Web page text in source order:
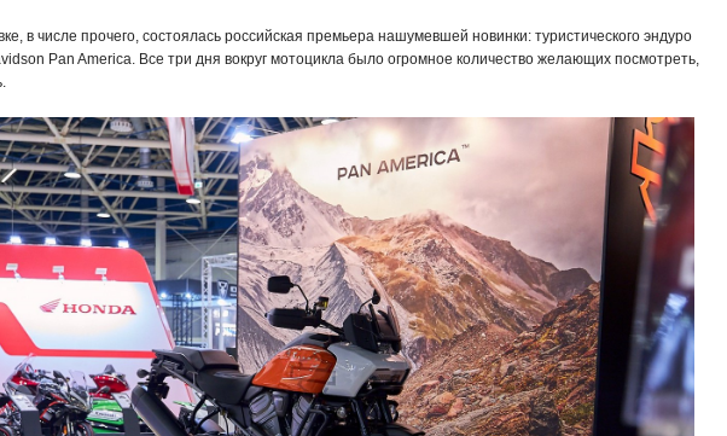
в числе прочего, состоялась российская премьера нашумевшей новинки: туристического эндуро
Pan America. Все три дня вокруг мотоцикла было огромное количество желающих посмотреть,